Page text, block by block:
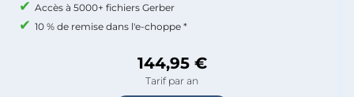
Accès à 5000+ fichiers Gerber
10 % de remise dans l'e-choppe *
144,95 €
Tarif par an